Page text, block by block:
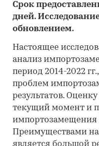
Срок
дней.
обновлением.
Настоящее
анализ
период 2014-2022
проблем
результатов.
текущий момент и
импортозамещения
Преимуществами